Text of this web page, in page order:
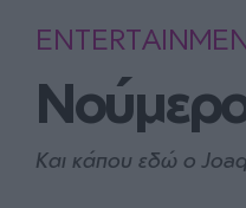
Kαι κάπου εδώ ο